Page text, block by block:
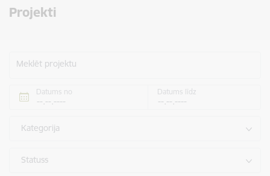
Projekti
Meklēt projektu
Datums no Datums līdz
Kategorija
Statuss